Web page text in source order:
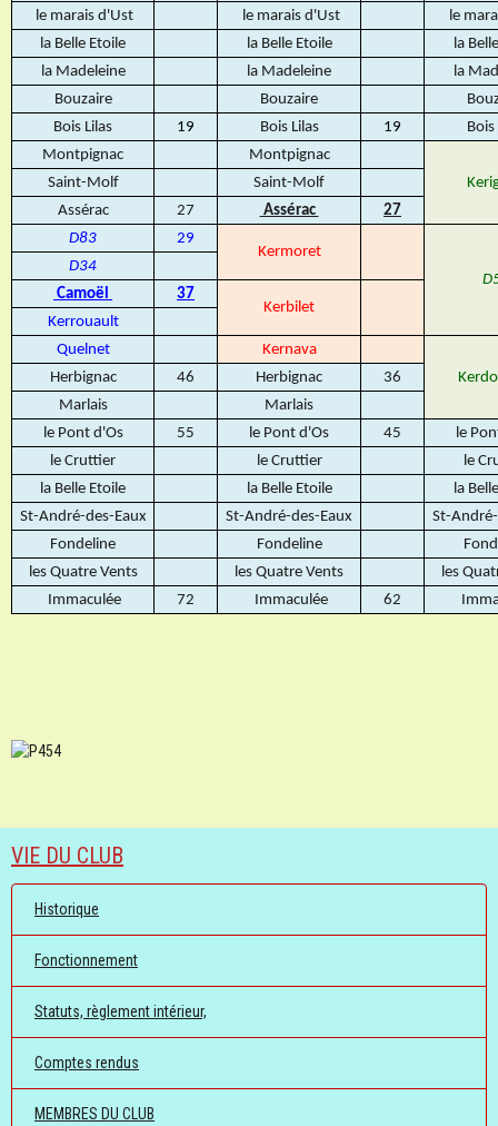
le marais d'Ust
le marais d'Ust
le
la Belle Etoile
la Belle Etoile
la
la Madeleine
la Madeleine
la
Bouzaire
Bouzaire
Bois Lilas
19 Bois Lilas 19
Bois
Montpignac
Montpignac
Saint-Molf
Saint-Molf
Assérac
27 Assérac
27
D83
29
Kermoret
D34
Camoël
37
Kerbilet
Kerrouault
Quelnet
Kernava
Herbignac 46 Herbignac
36
Marlais
Marlais
le Pont d'Os
55 le Pont d'Os 45
le
le Cruttier
le Cruttier
le
la Belle Etoile
la Belle Etoile
la
St-André-des-Eaux
St-André-des-Eaux
St-
Fondeline
Fondeline
les Quatre Vents
les Quatre Vents
les
Immaculée
72 Immaculée 62
VIE DU CLUB
Historique
Fonctionnement
Statuts, règlement intérieur,
Comptes rendus
MEMBRES DU CLUB